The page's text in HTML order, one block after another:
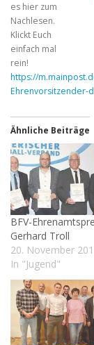
es hier zum
Nachlesen.
Klickt Euch
einfach mal
rein!
https://
Ehrenvorsitzender-
Ähnliche Beiträge
BFV-
Gerhard Troll
20. November
In "Jugend"